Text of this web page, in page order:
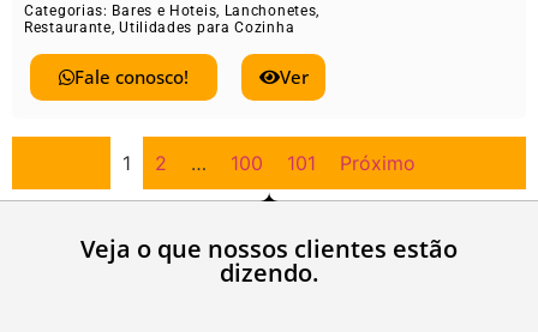
Categorias: Bares e Hoteis, Lanchonetes,
Restaurante,Utilidades para Cozinha
Fale conosco! Ver
1 2 … 100 101 Próximo
Veja o que nossos clientes estão
dizendo.